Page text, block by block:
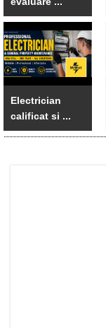
Electrician
calificat si ...